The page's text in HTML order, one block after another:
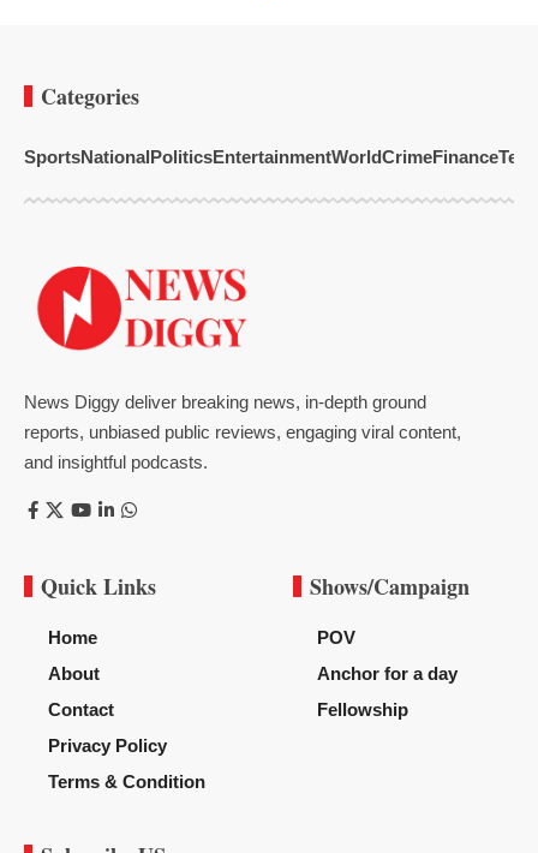
Categories
SportsNationalPoliticsEntertainmentWorldCrimeFinance
News Diggy deliver breaking news, in-depth ground
reports, unbiased public reviews, engaging viral content,
and insightful podcasts.
Quick Links
Home
About
Contact
Privacy Policy
Terms & Condition
Shows/Campaign
POV
Anchor for a day
Fellowship